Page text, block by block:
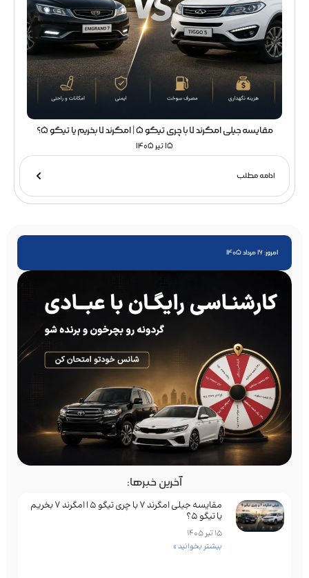
مقایسه جیلی امگرند 7 با چری تیگو 5 | امگرند 7 بخریم یا تیگو 5؟
15 تیر 1405
ادامه مطلب
امروز: 16 مرداد 1405
آخرین خبرها:
مقایسه جیلی امگرند 7 با چری تیگو 5 | امگرند 7 بخریم
یا تیگو 5؟
15 تیر 1405
بیشتر بخوانید »